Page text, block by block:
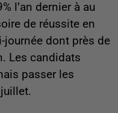
l’an dernier à au
de réussite en
journée dont près de
Les candidats
passer les